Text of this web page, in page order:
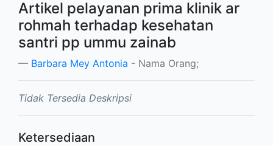
Artikel pelayanan prima klinik ar
rohmah terhadap kesehatan
santri pp ummu zainab
Barbara Mey Antonia - Nama Orang;
Tidak Tersedia Deskripsi
Ketersediaan